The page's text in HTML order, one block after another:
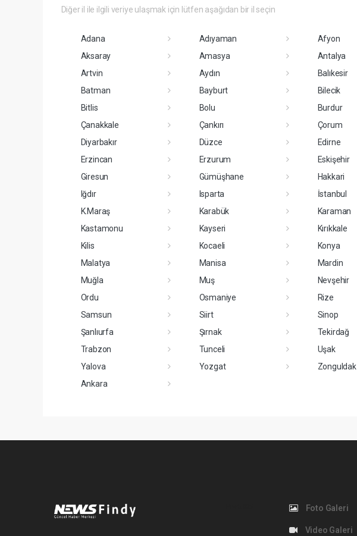
Diğer il ile ilgili veriye ulaşmak için lütfen aşağıdan bir il seçin
Adana Adıyaman Afyon
Aksaray
Amasya Antalya
Artvin
Aydın Balıkesir
Batman
Bayburt Bilecik
Bitlis
Bolu Burdur
Çanakkale
Çankırı Çorum
Diyarbakır
Düzce Edirne
Erzincan
Erzurum Eskişehir
Giresun
Gümüşhane Hakkari
Iğdır
Isparta İstanbul
K.Maraş
Karabük Karaman
Kastamonu
Kayseri Kırıkkale
Kilis
Kocaeli Konya
Malatya
Manisa Mardin
Muğla
Muş Nevşehir
Ordu
Osmaniye Rize
Samsun
Siirt Sinop
Şanlıurfa
Şırnak Tekirdağ
Trabzon
Tunceli Uşak
Yalova
Yozgat Zonguldak
Ankara
Foto Galeri
Video Galeri